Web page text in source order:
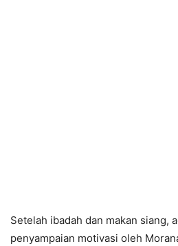
Setelah ibadah dan makan siang,
penyampaian motivasi oleh